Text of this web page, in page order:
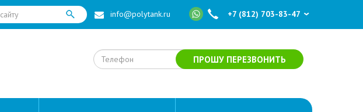
info@polytank.ru +7 (812) 703-83-47
ПРОШУ ПЕРЕЗВОНИТЬ